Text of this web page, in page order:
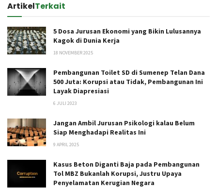
ArtikelTerkait
5 Dosa Jurusan Ekonomi yang Bikin Lulusannya
Kagok di Dunia Kerja
18 NOVEMBER 2025
Pembangunan Toilet SD di Sumenep Telan Dana
500 Juta: Korupsi atau Tidak, Pembangunan Ini
Layak Diapresiasi
6 JULI 2023
Jangan Ambil Jurusan Psikologi kalau Belum
Siap Menghadapi Realitas Ini
9 APRIL 2025
Kasus Beton Diganti Baja pada Pembangunan
Tol MBZ Bukanlah Korupsi, Justru Upaya
Penyelamatan Kerugian Negara